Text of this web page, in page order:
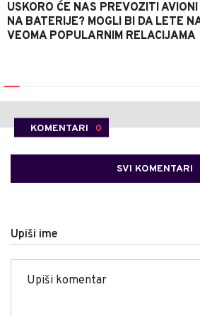
USKORO ĆE NAS PREVOZITI AVIONI
NA BATERIJE? MOGLI BI DA LETE
VEOMA POPULARNIM RELACIJAMA
KOMENTARI 0
SVI KOMENTARI
Upiši ime